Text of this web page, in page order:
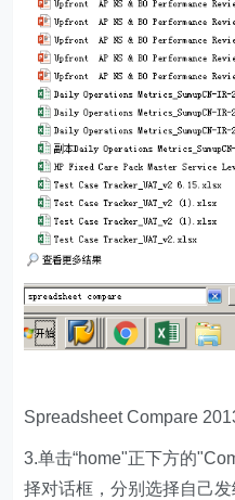
Spreadsheet Compare
3.单击“home"正下方的
择对话框，分别选择自己